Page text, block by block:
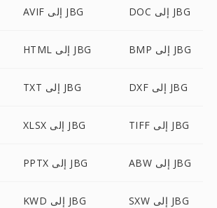
AVIF إلى JBG DOC إلى JBG
HTML إلى JBG BMP إلى JBG
TXT إلى JBG DXF إلى JBG
XLSX إلى JBG TIFF إلى JBG
PPTX إلى JBG ABW إلى JBG
KWD إلى JBG SXW إلى JBG